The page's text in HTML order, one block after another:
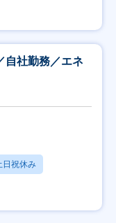
自社勤務／エネ
日祝休み